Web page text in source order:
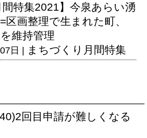
間特集2021】今泉あらい湧
区画整理で生まれた町、
維持管理
日 | まちづくり月間特集
回目申請が難しくなる